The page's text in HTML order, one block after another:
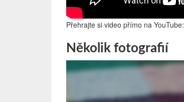
Přehrajte si video přímo na YouTube:
Několik fotografií